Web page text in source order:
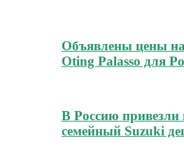
Объявлены цены
Oting Palasso для
В Россию
семейный Suzuki